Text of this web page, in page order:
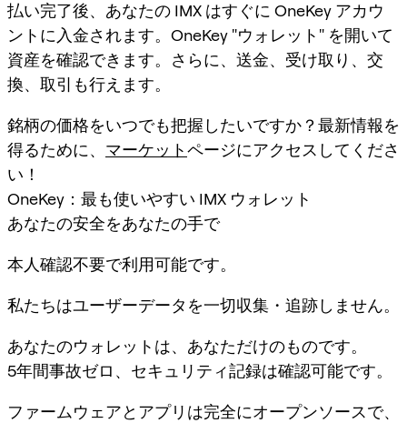
払い完了後、あなたの IMX はすぐに OneKey アカウ
ントに入金されます。OneKey "ウォレット" を開いて
資産を確認できます。さらに、送金、受け取り、交
換、取引も行えます。
銘柄の価格をいつでも把握したいですか？最新情報を
得るために、 マーケットページにアクセスしてくださ
い！
OneKey：最も使いやすい IMX ウォレット
あなたの安全をあなたの手で
本人確認不要で利用可能です。
私たちはユーザーデータを一切収集・追跡しません。
あなたのウォレットは、あなただけのものです。
5年間事故ゼロ、セキュリティ記録は確認可能です。
ファームウェアとアプリは完全にオープンソースで、